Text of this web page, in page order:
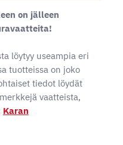
on jälleen
löytyy useampia eri
tuotteissa on joko
tiedot löydät
vaatteista,
Karan